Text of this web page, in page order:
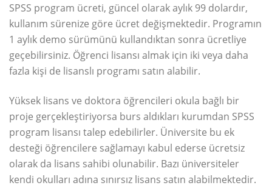
SPSS program ücreti, güncel olarak aylık 99 dolardır,
kullanım sürenize göre ücret değişmektedir. Programın
1 aylık demo sürümünü kullandıktan sonra ücretliye
geçebilirsiniz. Öğrenci lisansı almak için iki veya daha
fazla kişi de lisanslı programı satın alabilir.
Yüksek lisans ve doktora öğrencileri okula bağlı bir
proje gerçekleştiriyorsa burs aldıkları kurumdan SPSS
program lisansı talep edebilirler. Üniversite bu ek
desteği öğrencilere sağlamayı kabul ederse ücretsiz
olarak da lisans sahibi olunabilir. Bazı üniversiteler
kendi okulları adına sınırsız lisans satın alabilmektedir.